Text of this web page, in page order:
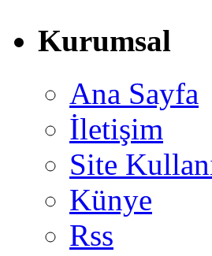
Kurumsal
Ana Sayfa
İletişim
Site
Künye
Rss